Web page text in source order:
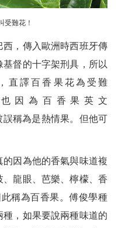
受難花！
，傳入歐洲時西班牙傳
督的十字架刑具，所以
直譯百香果花為受難
也因為百香果英文
誤稱為是熱情果。但他可
因為他的香氣與味道複
龍眼、芭樂、檸檬、香
稱為百香果。傅俊學種
，如果要說兩種味道的